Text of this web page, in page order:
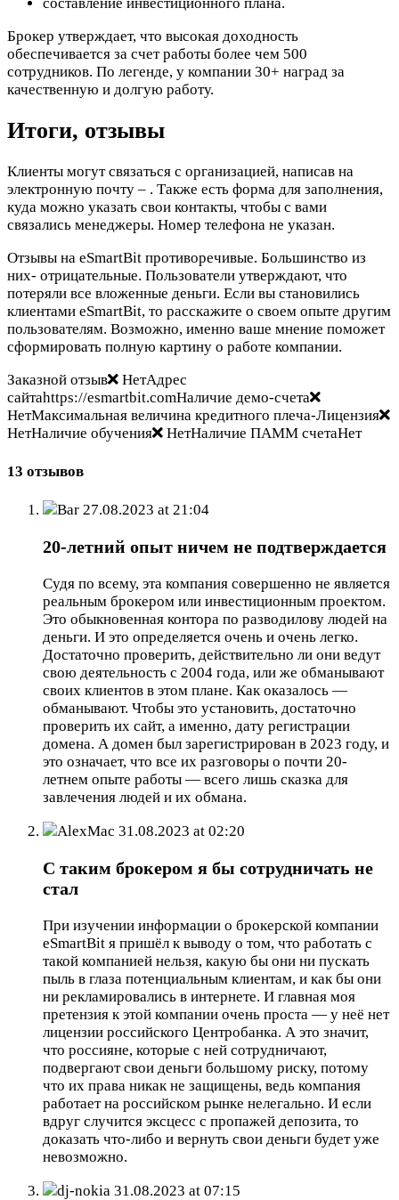
Брокер утверждает, что высокая доходность
обеспечивается за счет работы более чем 500
сотрудников. По легенде, у компании 30+ наград за
качественную и долгую работу.
Итоги, отзывы
Клиенты могут связаться с организацией, написав на
электронную почту – . Также есть форма для заполнения,
куда можно указать свои контакты, чтобы с вами
связались менеджеры. Номер телефона не указан.
Отзывы на eSmartBit противоречивые. Большинство из
них- отрицательные. Пользователи утверждают, что
потеряли все вложенные деньги. Если вы становились
клиентами eSmartBit, то расскажите о своем опыте другим
пользователям. Возможно, именно ваше мнение поможет
сформировать полную картину о работе компании.
Заказной отзыв
НетАдрес
сайтаhttps://esmartbit.comНаличие демо-счета
НетМаксимальная величина кредитного плеча-Лицензия
НетНаличие обучения
НетНаличие ПАММ счетаНет
13 отзывов
Bar 27.08.2023 at 21:04
20-летний опыт ничем не подтверждается
Судя по всему, эта компания совершенно не является
реальным брокером или инвестиционным проектом.
Это обыкновенная контора по разводилову людей на
деньги. И это определяется очень и очень легко.
Достаточно проверить, действительно ли они ведут
свою деятельность с 2004 года, или же обманывают
своих клиентов в этом плане. Как оказалось —
обманывают. Чтобы это установить, достаточно
проверить их сайт, а именно, дату регистрации
домена. А домен был зарегистрирован в 2023 году, и
это означает, что все их разговоры о почти 20-
летнем опыте работы — всего лишь сказка для
завлечения людей и их обмана.
AlexMac 31.08.2023 at 02:20
С таким брокером я бы сотрудничать не
стал
При изучении информации о брокерской компании
eSmartBit я пришёл к выводу о том, что работать с
такой компанией нельзя, какую бы они ни пускать
пыль в глаза потенциальным клиентам, и как бы они
ни рекламировались в интернете. И главная моя
претензия к этой компании очень проста — у неё нет
лицензии российского Центробанка. А это значит,
что россияне, которые с ней сотрудничают,
подвергают свои деньги большому риску, потому
что их права никак не защищены, ведь компания
работает на российском рынке нелегально. И если
вдруг случится эксцесс с пропажей депозита, то
доказать что-либо и вернуть свои деньги будет уже
невозможно.
dj-nokia 31.08.2023 at 07:15